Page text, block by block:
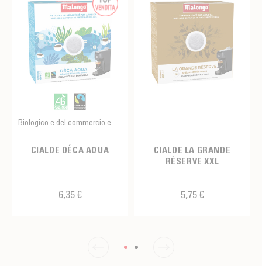
Biologico e del commercio equo e solidale
CIALDE DÉCA AQUA
6,35 €
CIALDE LA GRANDE
RÉSERVE XXL
5,75 €